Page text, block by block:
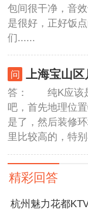
包间很干净，音
是很好，正好饭
们......
答： 纯K应该是
吧，首先地理位
是了，然后装修
里比较高的，特
精彩回答
杭州魅力花都KTV夜场招聘不是